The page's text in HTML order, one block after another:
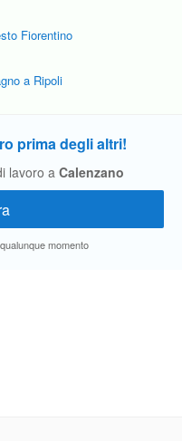
Fiorentino
a Ripoli
prima degli altri!
lavoro aCalenzano
momento